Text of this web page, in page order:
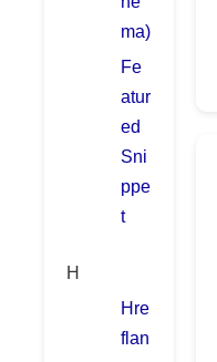
ma)
Fe
atur
ed
Sni
ppe
t
H
Hre
flan